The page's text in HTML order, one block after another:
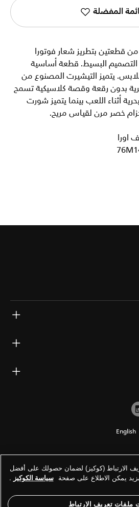
المفضلة
قطعتين بتطريز شعار فوتورا
التصميم البسيط. قطعة أساسية
يتميز التيشيرت المصنوع من
بدون رقعة وقصة كلاسيكية تسمح
أثناء اللعب بينما يتميز شورت
خصر مرن لقياس مريح.
اورا
English
الارتباط (كوكيز) لضمان حصولك على أفضل
يمكن الاطلاع على صفحة سياسة الكوكيز .
ملفات تعريف الارتباط